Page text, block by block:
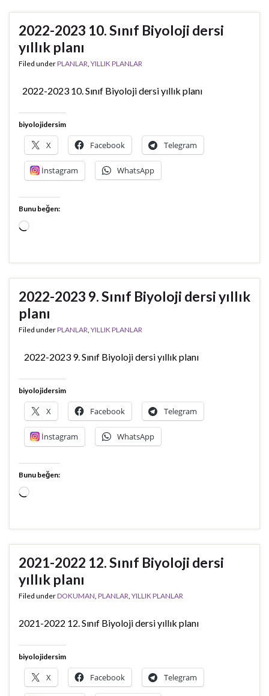
2022-2023 10. Sınıf Biyoloji dersi
yıllık planı
Filed underPLANLAR YILLIK PLANLAR
2022-2023 10. Sınıf Biyoloji dersi yıllık planı
biyolojidersim
X Facebook Telegram
İnstagram WhatsApp
Bunu beğen:
Yükleniyor...
2022-2023 9. Sınıf Biyoloji dersi yıllık
planı
Filed underPLANLAR YILLIK PLANLAR
2022-2023 9. Sınıf Biyoloji dersi yıllık planı
biyolojidersim
X Facebook Telegram
İnstagram WhatsApp
Bunu beğen:
Yükleniyor...
2021-2022 12. Sınıf Biyoloji dersi
yıllık planı
Filed underDOKUMAN PLANLAR YILLIK PLANLAR
2021-2022 12. Sınıf Biyoloji dersi yıllık planı
biyolojidersim
X Facebook Telegram